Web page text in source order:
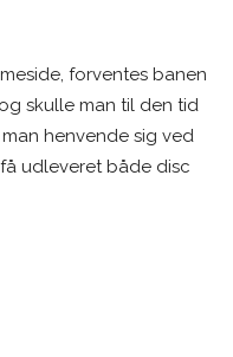
forventes banen
skulle man til den tid
henvende sig ved
udleveret både disc